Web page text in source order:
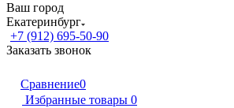
Ваш город
Екатеринбург
+7 (912) 695-50-90
Заказать звонок
Сравнение0
Избранные товары 0